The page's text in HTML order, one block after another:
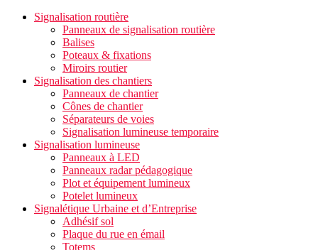
Signalisation routière
Panneaux de signalisation routière
Balises
Poteaux & fixations
Miroirs routier
Signalisation des chantiers
Panneaux de chantier
Cônes de chantier
Séparateurs de voies
Signalisation lumineuse temporaire
Signalisation lumineuse
Panneaux à LED
Panneaux radar pédagogique
Plot et équipement lumineux
Potelet lumineux
Signalétique Urbaine et d’Entreprise
Adhésif sol
Plaque du rue en émail
Totems